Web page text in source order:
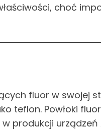
choć
fluor w swojej
teflon. Powłoki
produkcji